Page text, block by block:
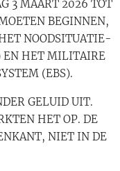
3 MAART 2026 TOT
BEGINNEN,
NOODSITUATIE-
EN HET MILITAIRE
(EBS).
GELUID UIT.
HET OP. DE
NIET IN DE